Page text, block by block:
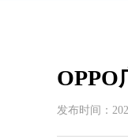
OPPO
发布时间：